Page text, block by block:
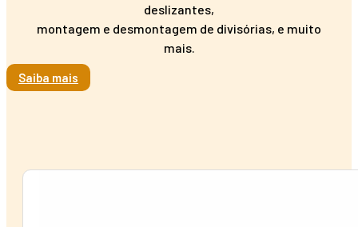
deslizantes,
montagem e desmontagem de divisórias, e muito
mais.
Saiba mais